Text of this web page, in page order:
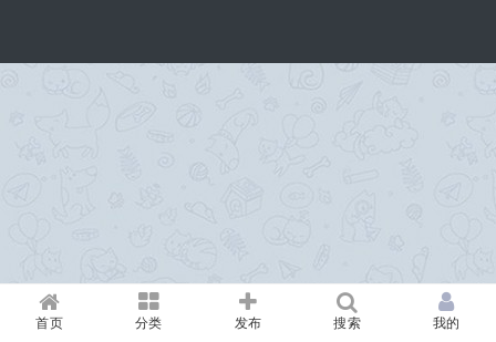
首页 分类 发布 搜索 我的